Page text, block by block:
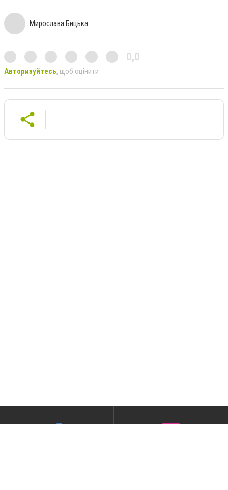
Мирослава Бицька
0,0
Авторизуйтесь, щоб оцінити